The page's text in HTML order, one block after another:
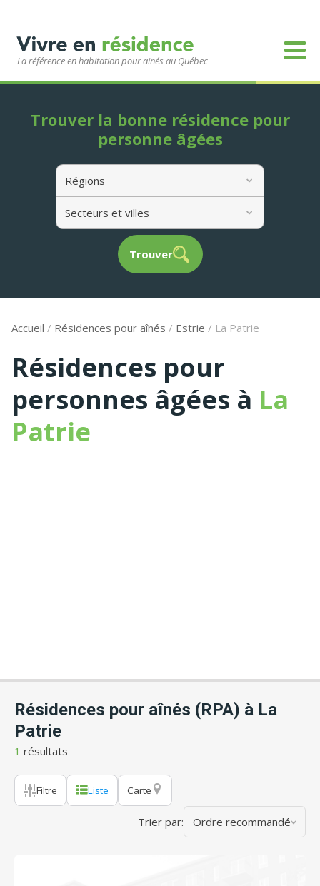
La référence en habitation pour ainés au Québec
Régions
Secteurs et villes
Trouver
Trouver la bonne résidence pour
personne âgées
Accueil / Résidences pour aînés / Estrie / La Patrie
Résidences pour
personnes âgées à La
Patrie
Résidences pour aînés (RPA) à La
Patrie
1 résultats
Filtre Liste Carte
Trier par: Ordre recommandé